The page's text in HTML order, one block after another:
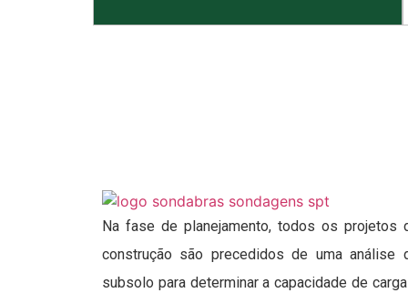
Na fase de planejamento, todos os projetos
construção são precedidos de uma análise
subsolo para determinar a capacidade de